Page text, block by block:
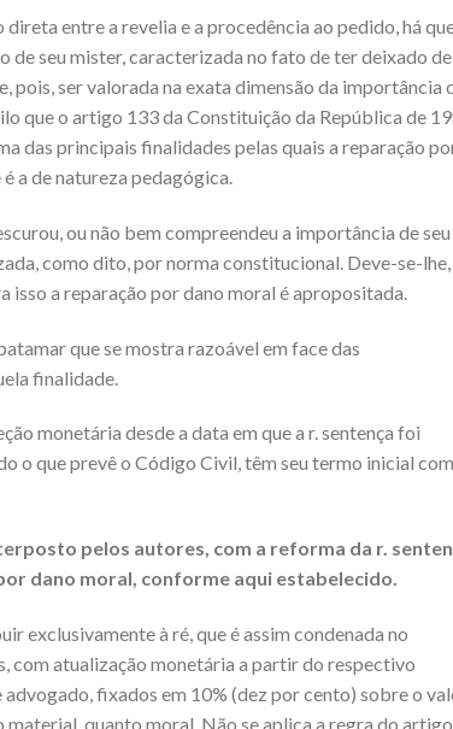
entre a revelia e a procedência ao pedido, há
de seu mister, caracterizada no fato de ter deixado de
pois, ser valorada na exata dimensão da importância
que o artigo 133 da Constituição da República de
das principais finalidades pelas quais a reparação
a de natureza pedagógica.
ou não bem compreendeu a importância de seu
como dito, por norma constitucional. Deve-se-lhe,
isso a reparação por dano moral é apropositada.
que se mostra razoável em face das
finalidade.
monetária desde a data em que a r. sentença foi
o que prevê o Código Civil, têm seu termo inicial
pelos autores, com a reforma da r.
dano moral, conforme aqui estabelecido.
exclusivamente à ré, que é assim condenada no
com atualização monetária a partir do respectivo
fixados em 10% (dez por cento) sobre o
quanto moral. Não se aplica a regra do artigo